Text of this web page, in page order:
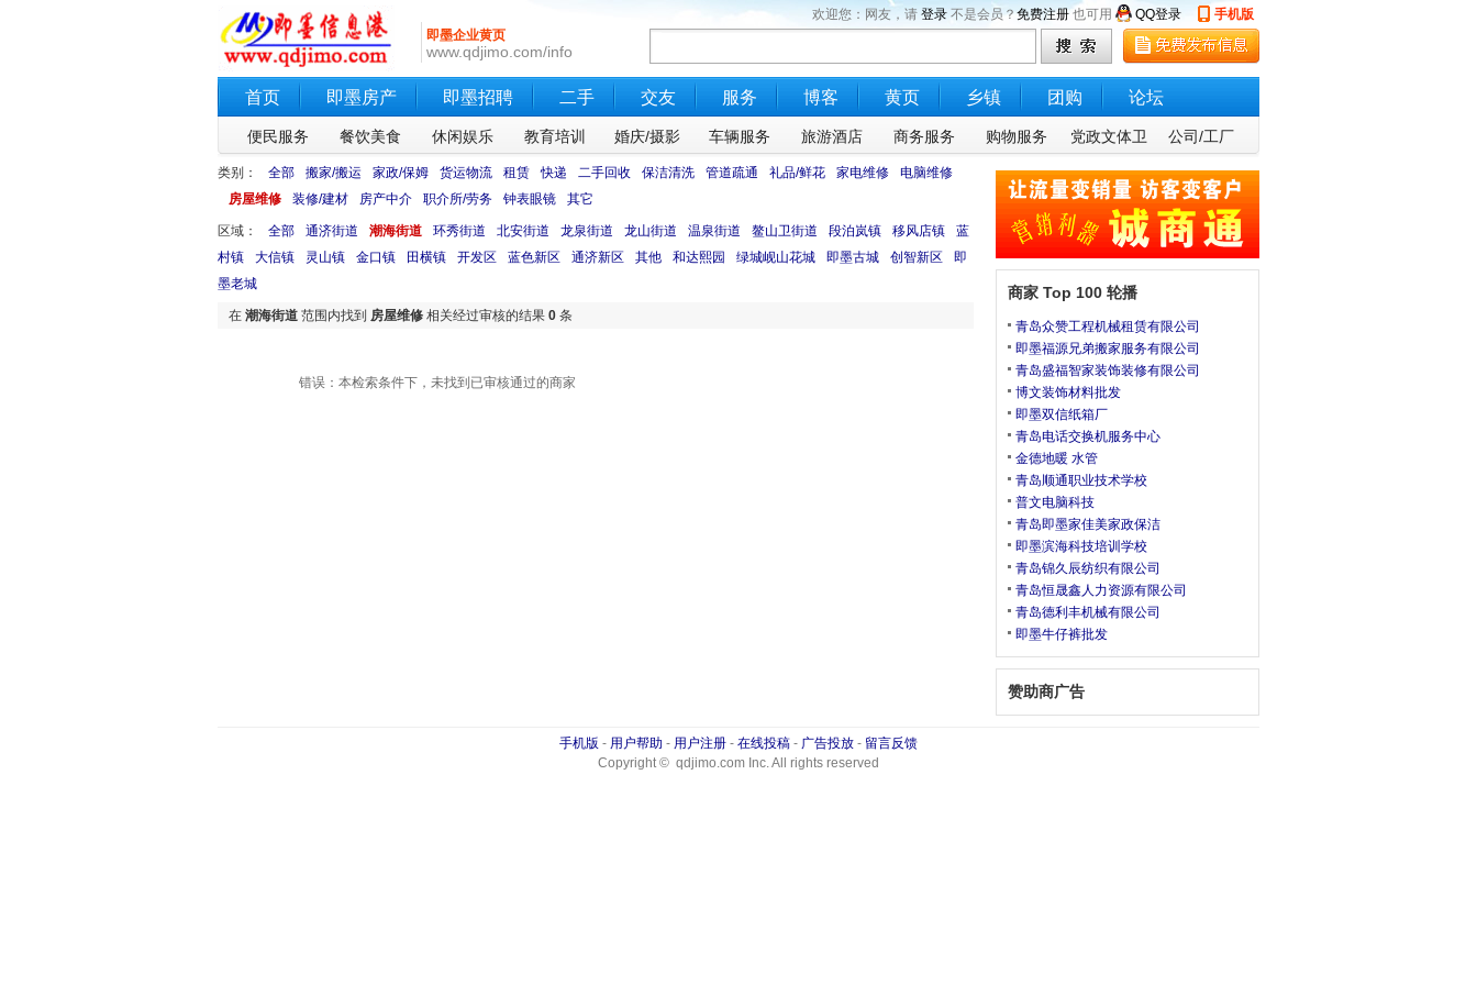
即墨企业黄页
www.qdjimo.com/info
欢迎您：网友，请 登录 不是会员？免费注册 也可用 QQ登录 手机版
首页 即墨房产 即墨招聘 二手 交友 服务 博客 黄页 乡镇 团购 论坛
便民服务 餐饮美食 休闲娱乐 教育培训 婚庆/摄影 车辆服务 旅游酒店 商务服务 购物服务 党政文体卫 公司/工厂
类别： 全部 搬家/搬运 家政/保姆 货运物流 租赁 快递 二手回收 保洁清洗 管道疏通 礼品/鲜花 家电维修
电脑维修
房屋维修
装修/建材 房产中介 职介所/劳务 钟表眼镜 其它
区域： 全部 通济街道 潮海街道 环秀街道 北安街道 龙泉街道 龙山街道 温泉街道 鳌山卫街道 段泊岚镇 移风店镇
蓝
村镇
大信镇 灵山镇 金口镇 田横镇 开发区 蓝色新区 通济新区 其他 和达熙园 绿城岘山花城 即墨古城 创智新区
即
墨老城
在 潮海街道 范围内找到 房屋维修 相关经过审核的结果 0 条
错误：本检索条件下，未找到已审核通过的商家
商家 Top 100 轮播
青岛众赞工程机械租赁有限公司
即墨福源兄弟搬家服务有限公司
青岛盛福智家装饰装修有限公司
博文装饰材料批发
即墨双信纸箱厂
青岛电话交换机服务中心
金德地暖 水管
青岛顺通职业技术学校
普文电脑科技
青岛即墨家佳美家政保洁
即墨滨海科技培训学校
青岛锦久辰纺织有限公司
青岛恒晟鑫人力资源有限公司
青岛德利丰机械有限公司
即墨牛仔裤批发
赞助商广告
手机版 - 用户帮助 - 用户注册 - 在线投稿 - 广告投放 - 留言反馈
Copyright © qdjimo.com Inc. All rights reserved